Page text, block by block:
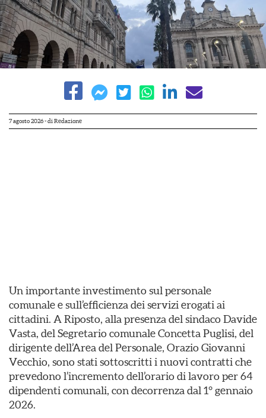
7 agosto 2026- di Redazione
Un importante investimento sul personale
comunale e sull’efficienza dei servizi erogati ai
cittadini. A Riposto, alla presenza del sindaco Davide
Vasta, del Segretario comunale Concetta Puglisi, del
dirigente dell’Area del Personale, Orazio Giovanni
Vecchio, sono stati sottoscritti i nuovi contratti che
prevedono l’incremento dell’orario di lavoro per 64
dipendenti comunali, con decorrenza dal 1° gennaio
2026.